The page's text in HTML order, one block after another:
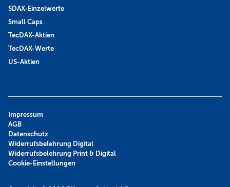
SDAX-Einzelwerte
Small Caps
TecDAX-Aktien
TecDAX-Werte
US-Aktien
Impressum
AGB
Datenschutz
Widerrufsbelehrung Digital
Widerrufsbelehrung Print & Digital
Cookie-Einstellungen